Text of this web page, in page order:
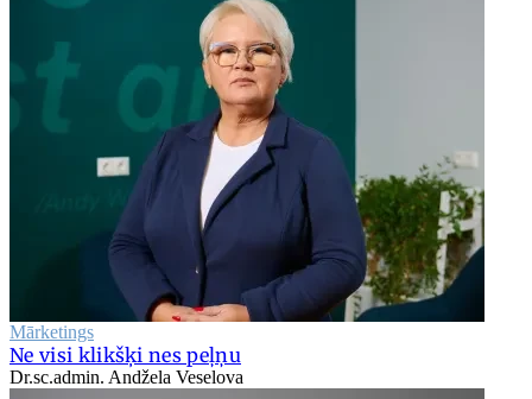
Mārketings
Ne visi klikšķi nes peļņu
Dr.sc.admin. Andžela Veselova